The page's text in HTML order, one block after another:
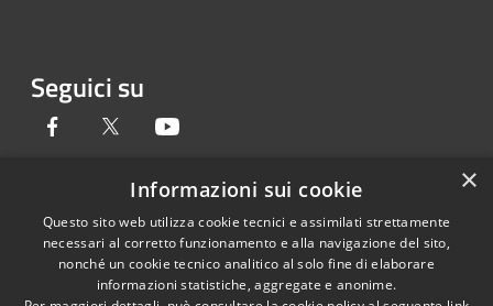
Seguici su
Facebook Twitter
RSS
Accessibilità
Copyright © 2026 • Provincia di
Pavia • Powered by
Municipium•Accesso
×
Informazioni sui cookie
Questo sito web utilizza cookie tecnici e assimilati strettamente
necessari al corretto funzionamento e alla navigazione del sito,
nonché un cookie tecnico analitico al solo fine di elaborare
informazioni statistiche, aggregate e anonime.